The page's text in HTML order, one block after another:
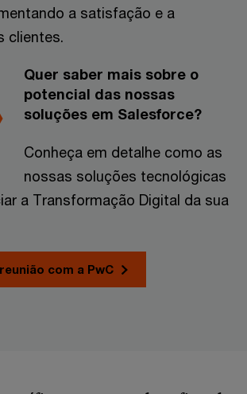
a satisfação e a
clientes.
Quer saber mais sobre o
potencial das nossas
soluções em Salesforce?
Conheça em detalhe como as
nossas soluções tecnológicas
a Transformação Digital da sua
com a PwC